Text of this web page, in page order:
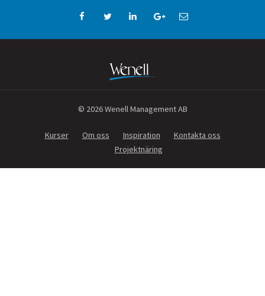
© 2026 Wenell Management AB
Kurser Om oss Inspiration
Kontakta oss
Projektnäring